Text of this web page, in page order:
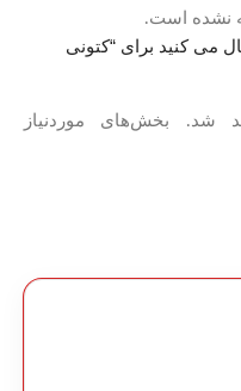
نشده است.
می کنید برای “کتونی
شد.
بخش‌های موردنیاز